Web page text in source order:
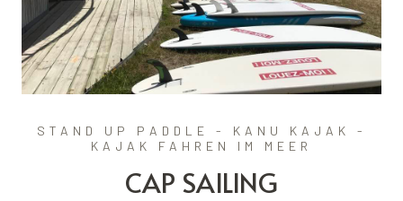
STAND UP PADDLE - KANU KAJAK -
KAJAK FAHREN IM MEER
CAP SAILING